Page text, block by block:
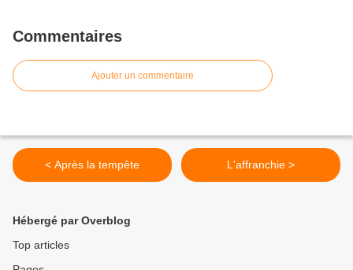
Commentaires
Ajouter un commentaire
< Après la tempête L'affranchie >
Hébergé par Overblog
Top articles